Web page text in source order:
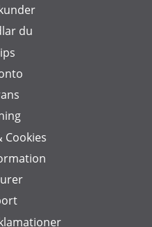
du
Cookies